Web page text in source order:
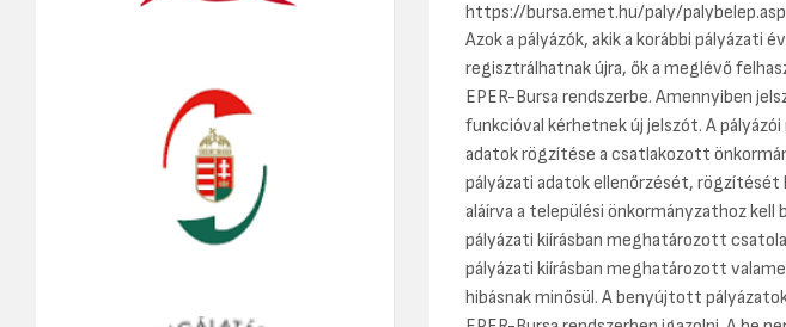
https://bursa.emet.hu/paly/
Azok a pályázók, akik a korábbi pályázati
regisztrálhatnak újra, ők a meglévő
EPER-Bursa rendszerbe. Amennyiben
funkcióval kérhetnek új jelszót. A
adatok rögzítése a csatlakozott
pályázati adatok ellenőrzését,
aláírva a települési önkormányzathoz kell
pályázati kiírásban meghatározott
pályázati kiírásban meghatározott
hibásnak minősül. A benyújtott